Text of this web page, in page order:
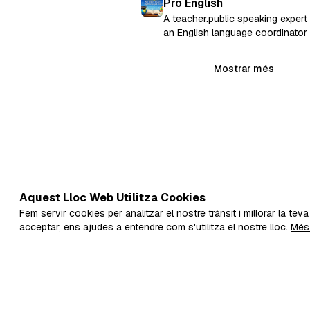
vídeos de más calidad y ganen
confianza.
Pro English
A teacher.public speaking expert
an English language coordinator
Mostrar més
Aquest Lloc Web Utilitza Cookies
Fem servir cookies per analitzar el nostre trànsit i millorar la teva
acceptar, ens ajudes a entendre com s'utilitza el nostre lloc.